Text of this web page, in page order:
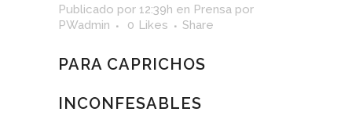
Publicado por 12:39h en Prensa por
PWadmin
0 Likes Share
PARA CAPRICHOS
INCONFESABLES